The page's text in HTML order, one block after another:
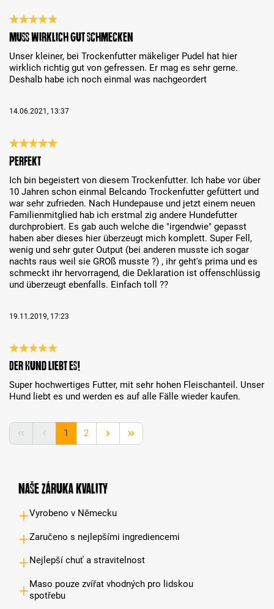
Recenze s hodnocením 5 z 5 hvězd
Muss wirklich gut schmecken
Unser kleiner, bei Trockenfutter mäkeliger Pudel hat hier
wirklich richtig gut von gefressen. Er mag es sehr gerne.
Deshalb habe ich noch einmal was nachgeordert
14.06.2021, 13:37
Recenze s hodnocením 5 z 5 hvězd
Perfekt
Ich bin begeistert von diesem Trockenfutter. Ich habe vor über
10 Jahren schon einmal Belcando Trockenfutter gefüttert und
war sehr zufrieden. Nach Hundepause und jetzt einem neuen
Familienmitglied hab ich erstmal zig andere Hundefutter
durchprobiert. Es gab auch welche die "irgendwie" gepasst
haben aber dieses hier überzeugt mich komplett. Super Fell,
wenig und sehr guter Output (bei anderen musste ich sogar
nachts raus weil sie GROß musste ?) , ihr geht's prima und es
schmeckt ihr hervorragend, die Deklaration ist offenschlüssig
und überzeugt ebenfalls. Einfach toll ??
19.11.2019, 17:23
Recenze s hodnocením 5 z 5 hvězd
Der Hund liebt es!
Super hochwertiges Futter, mit sehr hohen Fleischanteil. Unser
Hund liebt es und werden es auf alle Fälle wieder kaufen.
Strana
1 Strana
2
Naše záruka kvality
Vyrobeno v Německu
Zaručeno s nejlepšími ingrediencemi
Nejlepší chuť a stravitelnost
Maso pouze zvířat vhodných pro lidskou
spotřebu